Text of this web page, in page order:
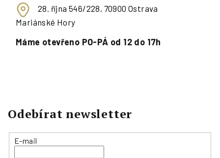
28. října 546/228, 70900 Ostrava
Mariánské Hory
Máme otevřeno PO-PÁ od 12 do 17h
Odebírat newsletter
E-mail